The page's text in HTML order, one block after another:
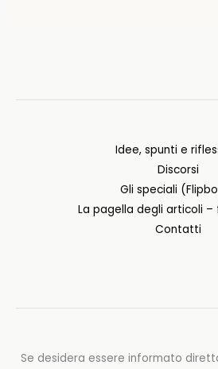
Idee, spunti e
Discorsi
Gli speciali
La pagella degli articoli –
Contatti
Se desidera essere informato